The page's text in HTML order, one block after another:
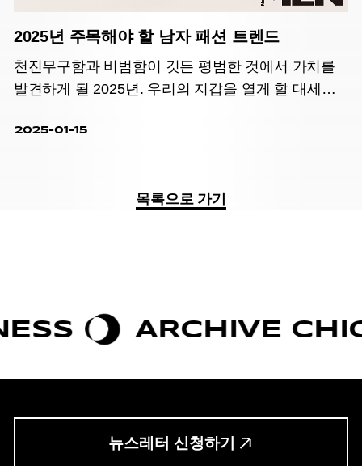
2025년 주목해야 할 남자 패션 트렌드
천진무구함과 비범함이 깃든 평범한 것에서 가치를
발견하게 될 2025년. 우리의 지갑을 열게 할 대세적
2025-01-15
목록으로 가기
ARCHIVE CHIC
뉴스레터 신청하기